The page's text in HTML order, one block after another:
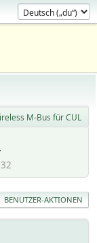
M-Bus für CUL
BENUTZER-AKTIONEN